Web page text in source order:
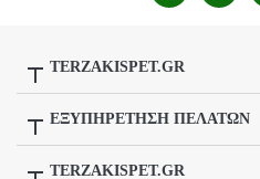
TERZAKISPET.GR
Κόμβος Γαζίου-Κρουσώνα, Γάζι
ΕΞΥΠΗΡΕΤΗΣΗ ΠΕΛΑΤΩΝ
Τρόποι Αποστολής / Μεταφορικά
TERZAKISPET.GR